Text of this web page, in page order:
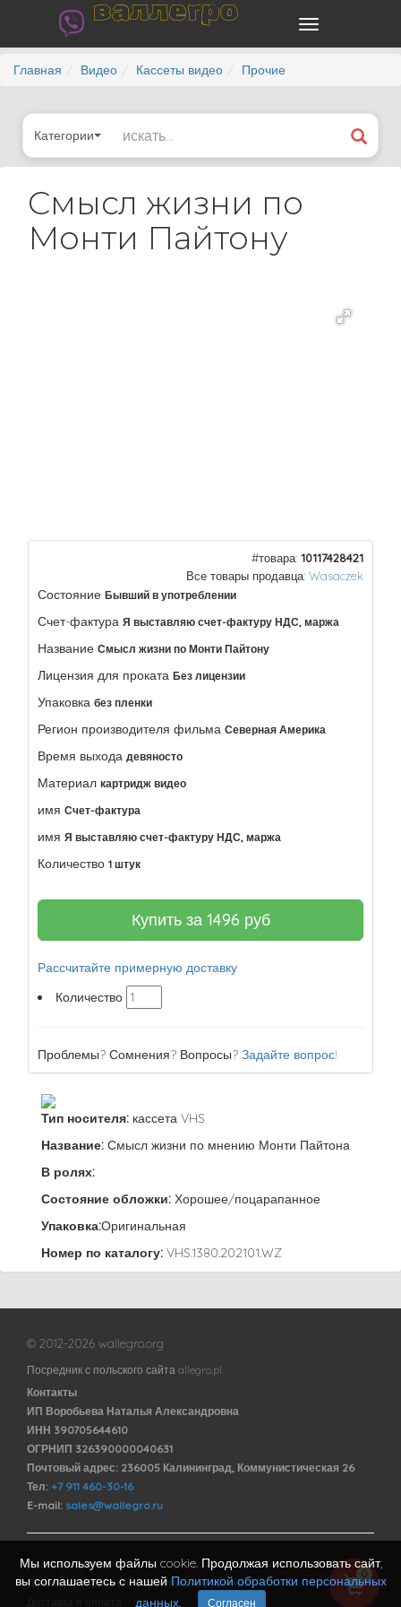
валлегро
Главная Видео Кассеты видео Прочие
Категории
Смысл жизни по
Монти Пайтону
#товара: 10117428421
Все товары продавца: Wasaczek
Состояние Бывший в употреблении
Счет-фактура Я выставляю счет-фактуру НДС, маржа
Название Смысл жизни по Монти Пайтону
Лицензия для проката Без лицензии
Упаковка без пленки
Регион производителя фильма Северная Америка
Время выхода девяносто
Материал картридж видео
имя Счет-фактура
имя Я выставляю счет-фактуру НДС, маржа
Количество 1 штук
Купить за 1496 руб
Рассчитайте примерную доставку
Количество
Проблемы? Сомнения? Вопросы? Задайте вопрос!
Тип носителя: кассета VHS
Название: Смысл жизни по мнению Монти Пайтона
В ролях:
Состояние обложки: Хорошее/поцарапанное
Упаковка:Оригинальная
Номер по каталогу: VHS.1380.202101.WZ
© 2012-2026 wallegro.org
Посредник с польского сайта allegro.pl
Контакты
ИП Воробьева Наталья Александровна
ИНН 390705644610
ОГРНИП 326390000040631
Почтовый адрес: 236005 Калининград, Коммунистическая 26
Тел: +7 911 460-30-16
E-mail: sales@wallegro.ru
Договор оферты
Политика обработки персональных данных
0
Мы используем файлы cookie. Продолжая использовать сайт,
вы соглашаетесь с нашей Политикой обработки персональных
данных
Согласен